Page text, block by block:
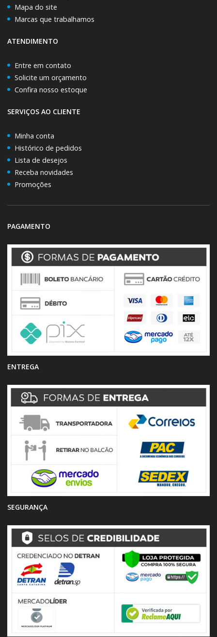
Mapa do site
Marcas que trabalhamos
ATENDIMENTO
Entre em contato
Solicite um orçamento
Confira nosso estoque
SERVIÇOS AO CLIENTE
Minha conta
Histórico de pedidos
Lista de desejos
Receba novidades
Promoções
PAGAMENTO
ENTREGA
SEGURANÇA